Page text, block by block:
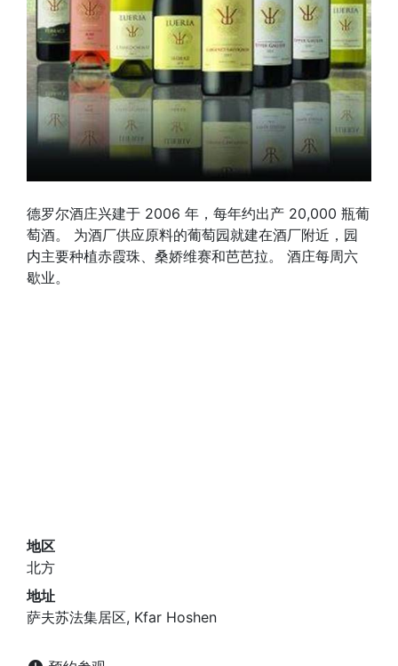
德罗尔酒庄兴建于 2006 年，每年约出产 20,000 瓶葡
萄酒。 为酒厂供应原料的葡萄园就建在酒厂附近，园
内主要种植赤霞珠、桑娇维赛和芭芭拉。 酒庄每周六
歇业。
地区
北方
地址
萨夫苏法集居区, Kfar Hoshen